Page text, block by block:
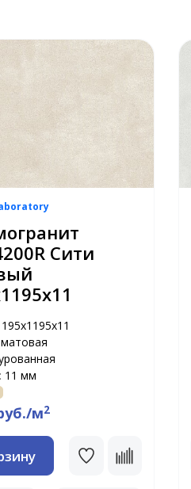
Сити
матовая
11 мм
м2